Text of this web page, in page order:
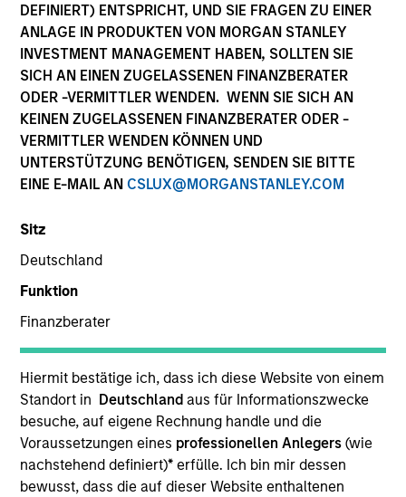
DEFINIERT) ENTSPRICHT, UND SIE FRAGEN ZU EINER
ANLAGE IN PRODUKTEN VON MORGAN STANLEY
INVESTMENT MANAGEMENT HABEN, SOLLTEN SIE
SICH AN EINEN ZUGELASSENEN FINANZBERATER
ODER -VERMITTLER WENDEN. WENN SIE SICH AN
KEINEN ZUGELASSENEN FINANZBERATER ODER -
VERMITTLER WENDEN KÖNNEN UND
UNTERSTÜTZUNG BENÖTIGEN, SENDEN SIE BITTE
EINE E-MAIL AN CSLUX@MORGANSTANLEY.COM
Sitz
Deutschland
Funktion
Finanzberater
Hiermit bestätige ich, dass ich diese Website von einem
Standort in Deutschland aus für Informationszwecke
besuche, auf eigene Rechnung handle und die
Voraussetzungen eines professionellen Anlegers(wie
nachstehend definiert)* erfülle. Ich bin mir dessen
bewusst, dass die auf dieser Website enthaltenen
Auflegung
75+